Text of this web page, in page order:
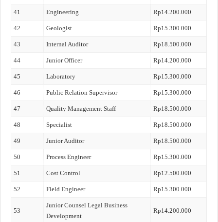
41 Engineering Rp14.200.000
42 Geologist Rp15.300.000
43 Internal Auditor Rp18.500.000
44 Junior Officer Rp14.200.000
45 Laboratory Rp15.300.000
46 Public Relation Supervisor Rp15.300.000
47 Quality Management Staff Rp18.500.000
48 Specialist Rp18.500.000
49 Junior Auditor Rp18.500.000
50 Process Engineer Rp15.300.000
51 Cost Control Rp12.500.000
52 Field Engineer Rp15.300.000
53
Junior Counsel Legal Business
Development
Rp14.200.000